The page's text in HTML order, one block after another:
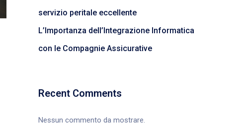
servizio peritale eccellente
L’Importanza dell’Integrazione Informatica
con le Compagnie Assicurative
Recent Comments
Nessun commento da mostrare.